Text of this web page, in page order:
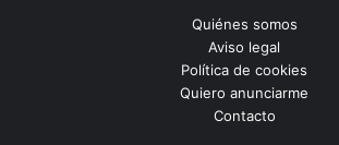
Quiénes somos
Aviso legal
Política de cookies
Quiero anunciarme
Contacto